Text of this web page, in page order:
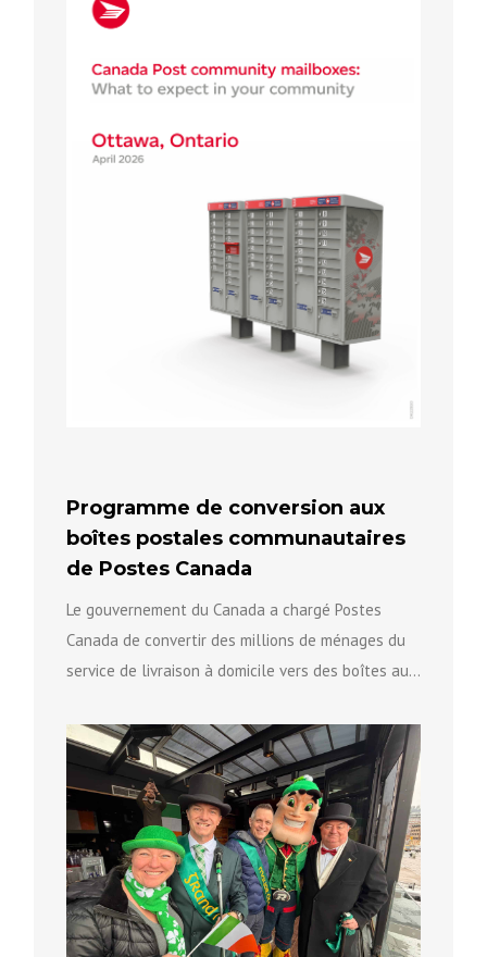
Programme de conversion aux
boîtes postales communautaires
de Postes Canada
Le gouvernement du Canada a chargé Postes
Canada de convertir des millions de ménages du
service de livraison à domicile vers des boîtes aux